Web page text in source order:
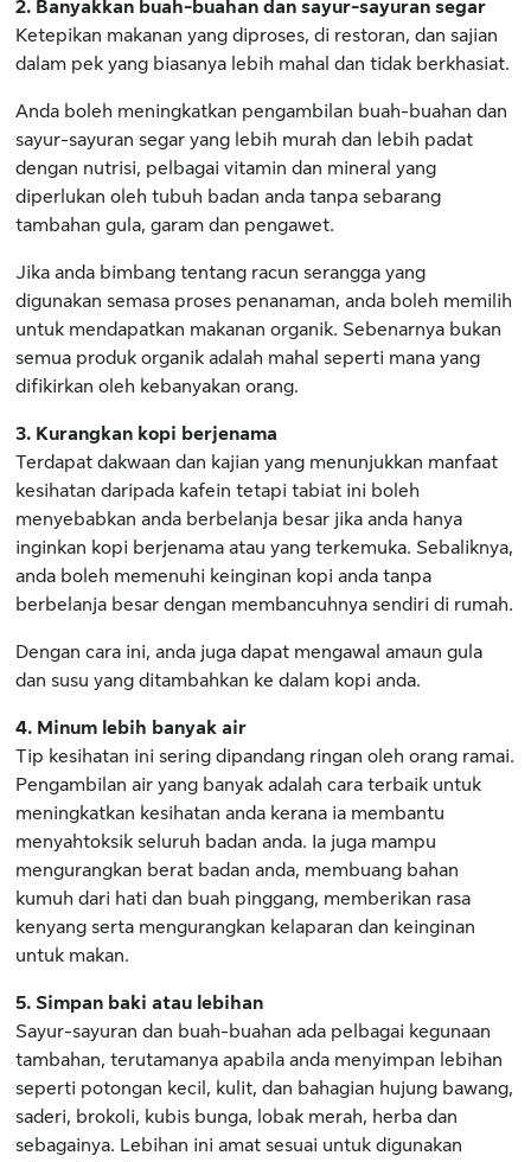
2. Banyakkan buah-buahan dan sayur-sayuran segar
Ketepikan makanan yang diproses, di restoran, dan sajian
dalam pek yang biasanya lebih mahal dan tidak berkhasiat.
Anda boleh meningkatkan pengambilan buah-buahan dan
sayur-sayuran segar yang lebih murah dan lebih padat
dengan nutrisi, pelbagai vitamin dan mineral yang
diperlukan oleh tubuh badan anda tanpa sebarang
tambahan gula, garam dan pengawet.
Jika anda bimbang tentang racun serangga yang
digunakan semasa proses penanaman, anda boleh memilih
untuk mendapatkan makanan organik. Sebenarnya bukan
semua produk organik adalah mahal seperti mana yang
difikirkan oleh kebanyakan orang.
3. Kurangkan kopi berjenama
Terdapat dakwaan dan kajian yang menunjukkan manfaat
kesihatan daripada kafein tetapi tabiat ini boleh
menyebabkan anda berbelanja besar jika anda hanya
inginkan kopi berjenama atau yang terkemuka. Sebaliknya,
anda boleh memenuhi keinginan kopi anda tanpa
berbelanja besar dengan membancuhnya sendiri di rumah.
Dengan cara ini, anda juga dapat mengawal amaun gula
dan susu yang ditambahkan ke dalam kopi anda.
4. Minum lebih banyak air
Tip kesihatan ini sering dipandang ringan oleh orang ramai.
Pengambilan air yang banyak adalah cara terbaik untuk
meningkatkan kesihatan anda kerana ia membantu
menyahtoksik seluruh badan anda. Ia juga mampu
mengurangkan berat badan anda, membuang bahan
kumuh dari hati dan buah pinggang, memberikan rasa
kenyang serta mengurangkan kelaparan dan keinginan
untuk makan.
5. Simpan baki atau lebihan
Sayur-sayuran dan buah-buahan ada pelbagai kegunaan
tambahan, terutamanya apabila anda menyimpan lebihan
seperti potongan kecil, kulit, dan bahagian hujung bawang,
saderi, brokoli, kubis bunga, lobak merah, herba dan
sebagainya. Lebihan ini amat sesuai untuk digunakan